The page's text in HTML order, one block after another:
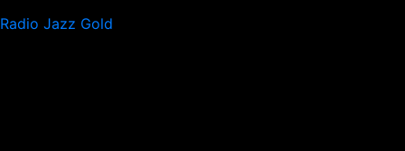
Radio Jazz Gold